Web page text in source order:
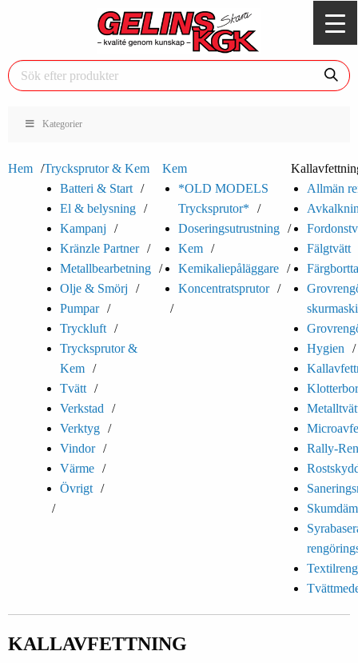
Kategorier
Hem
Trycksprutor & Kem
Batteri & Start
El & belysning
Kampanj
Kränzle Partner
Metallbearbetning
Olje & Smörj
Pumpar
Tryckluft
Trycksprutor &
Kem
Tvätt
Verkstad
Verktyg
Vindor
Värme
Övrigt
Kem
*OLD MODELS
Trycksprutor*
Doseringsutrustning
Kem
Kemikaliepåläggare
Koncentratsprutor
Allmän
Fälgtvätt
Hygien
Rally-
KALLAVFETTNING